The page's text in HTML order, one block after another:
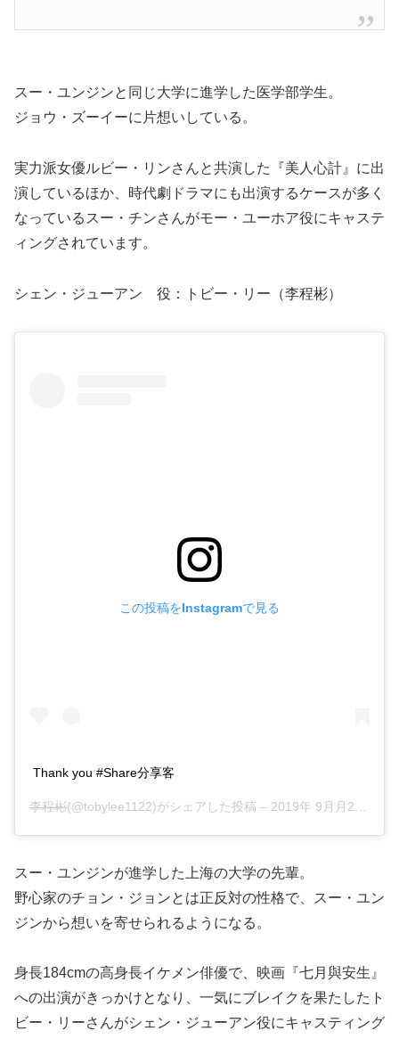
スー・ユンジンと同じ大学に進学した医学部学生。
ジョウ・ズーイーに片想いしている。
実力派女優ルビー・リンさんと共演した『美人心計』に出
演しているほか、時代劇ドラマにも出演するケースが多く
なっているスー・チンさんがモー・ユーホア役にキャステ
ィングされています。
シェン・ジューアン 役：トビー・リー（李程彬）
この投稿をInstagramで見る
Thank you #Share分享客
李程彬(@tobylee1122)がシェアした投稿 – 2019年 9月月23日午後10時28分PDT
スー・ユンジンが進学した上海の大学の先輩。
野心家のチョン・ジョンとは正反対の性格で、スー・ユン
ジンから想いを寄せられるようになる。
身長184cmの高身長イケメン俳優で、映画『七月與安生』
への出演がきっかけとなり、一気にブレイクを果たしたト
ビー・リーさんがシェン・ジューアン役にキャスティング